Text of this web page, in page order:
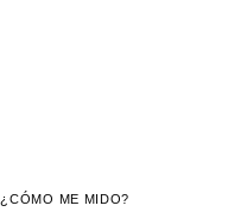
¿CÓMO ME MIDO?